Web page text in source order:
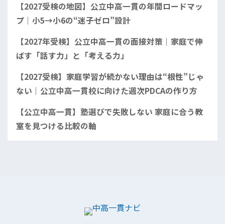
【2027受検の地図】公立中高一貫の年間ロードマッ
プ｜小5→小6の“迷子ゼロ”設計
【2027年受検】公立中高一貫の面接対策｜家庭で伸
ばす「話す力」と「考える力」
【2027受検】家庭学習が続かない理由は“根性”じゃ
ない｜公立中高一貫校に向けた週次PDCAの作り方
【公立中高一貫】塾選びで失敗しない 家庭に合う教
室を見つける比較の軸